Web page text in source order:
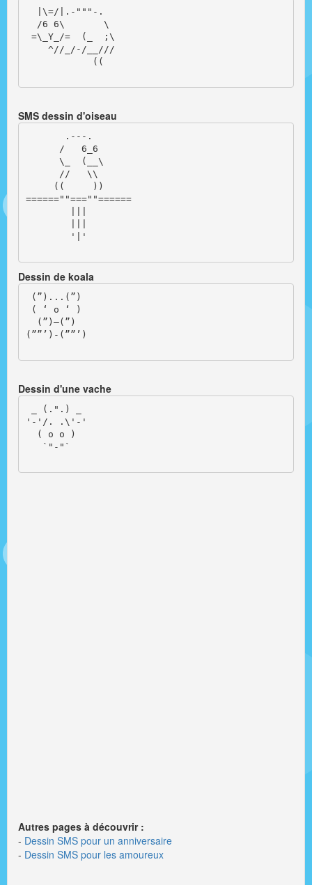
  |\=/|.-"""-.
  /6 6\       \
=\_Y_/=  (_  ;\
    ^//_/-/__///
            ((
SMS dessin d'oiseau
       .---.
      /   6_6
      \_  (__\
      //   \\
     ((     ))
======""===""======
        '|'
Dessin de koala
(”)...(”)
( ‘ o ‘ )
  (”)–(”)
(””’)-(””’)
Dessin d'une vache
_ (.".) _
'-'/. .\'-'
  ( o o )
   `"-"`
Autres pages à découvrir :
- Dessin SMS pour un anniversaire
- Dessin SMS pour les amoureux